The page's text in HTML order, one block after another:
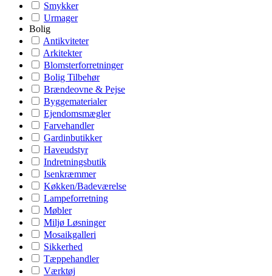
Smykker
Urmager
Bolig
Antikviteter
Arkitekter
Blomsterforretninger
Bolig Tilbehør
Brændeovne & Pejse
Byggematerialer
Ejendomsmægler
Farvehandler
Gardinbutikker
Haveudstyr
Indretningsbutik
Isenkræmmer
Køkken/Badeværelse
Lampeforretning
Møbler
Miljø Løsninger
Mosaikgalleri
Sikkerhed
Tæppehandler
Værktøj